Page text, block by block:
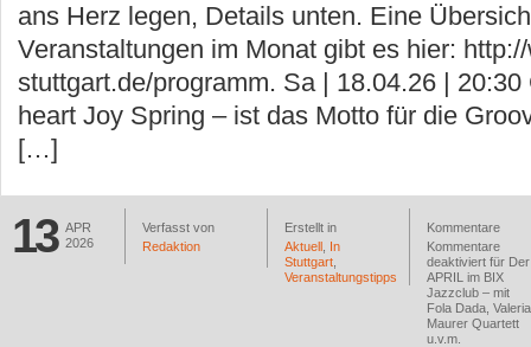
ans Herz legen, Details unten. Eine
Veranstaltungen im Monat gibt es hier:
stuttgart.de/programm. Sa | 18.04.26 |
heart Joy Spring – ist das Motto für die
[…]
13 APR
2026
Verfasst von
Redaktion
Erstellt in
Aktuell In
Stuttgart
Veranstaltungstipps
Kommentare
Kommentare
deaktiviert für Der
APRIL im BIX
Jazzclub – mit
Fola Dada, Valeria
Maurer Quartett
u.v.m.